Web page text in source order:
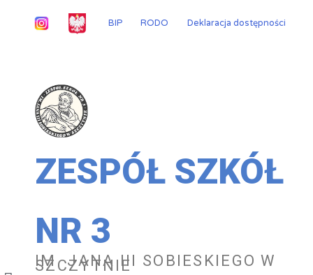
BIP RODO Deklaracja dostępności
ZESPÓŁ SZKÓŁ
NR 3
IM. JANA III SOBIESKIEGO W
SZCZYTNIE